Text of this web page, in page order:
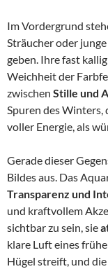
Im Vordergrund
Sträucher oder
geben. Ihre fast
Weichheit der
zwischen Stille und
Spuren des
voller Energie, als
Gerade dieser
Bildes aus. Das
Transparenz und
und kraftvollem
sichtbar zu sein, sie
klare Luft eines
Hügel streift, und